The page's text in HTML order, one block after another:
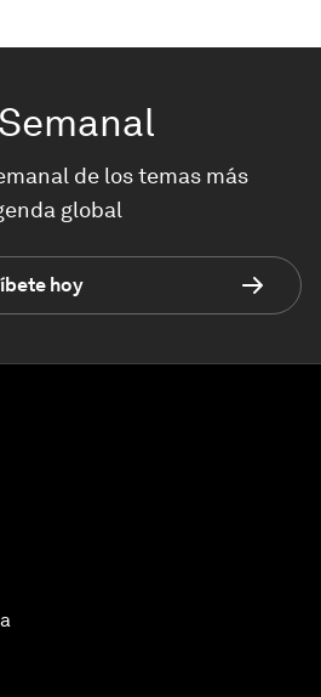
Semanal
de los temas más
global
hoy